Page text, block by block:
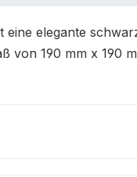
eine elegante
von 190 mm x 190